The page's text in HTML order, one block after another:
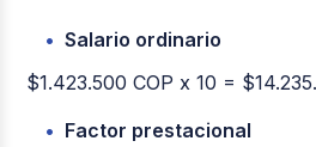
Salario ordinario
$1.423.500 COP x 10 =
Factor prestacional